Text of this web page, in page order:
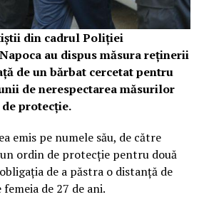
din cadrul Poliției
au dispus măsura reținerii
de un bărbat cercetat pentru
de nerespectarea măsurilor
protecție.
emis pe numele său, de către
ordin de protecție pentru două
de a păstra o distanță de
de 27 de ani.